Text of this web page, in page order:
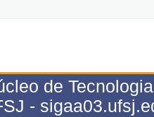
de
-